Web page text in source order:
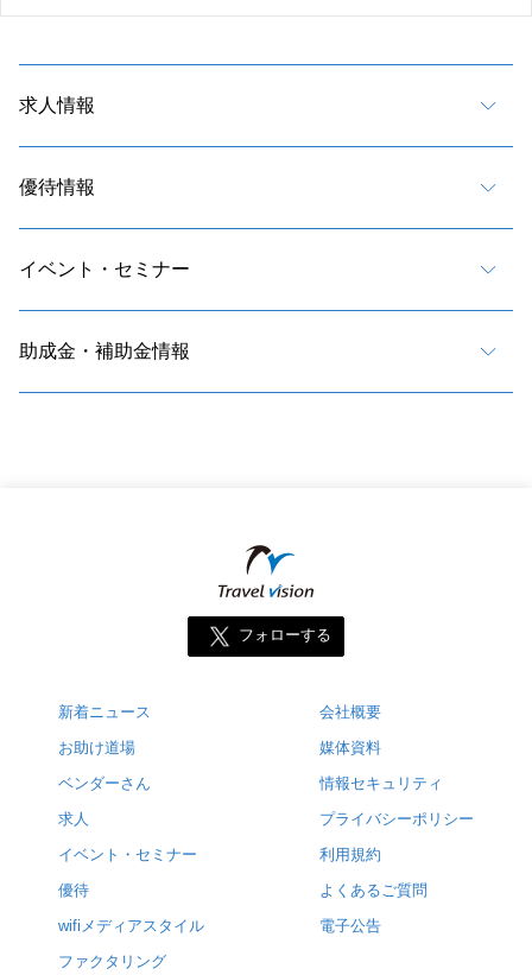
求人情報
優待情報
イベント・セミナー
助成金・補助金情報
フォローする
新着ニュース
お助け道場
ベンダーさん
求人
イベント・セミナー
優待
wifiメディアスタイル
ファクタリング
会社概要
媒体資料
情報セキュリティ
プライバシーポリシー
利用規約
よくあるご質問
電子公告